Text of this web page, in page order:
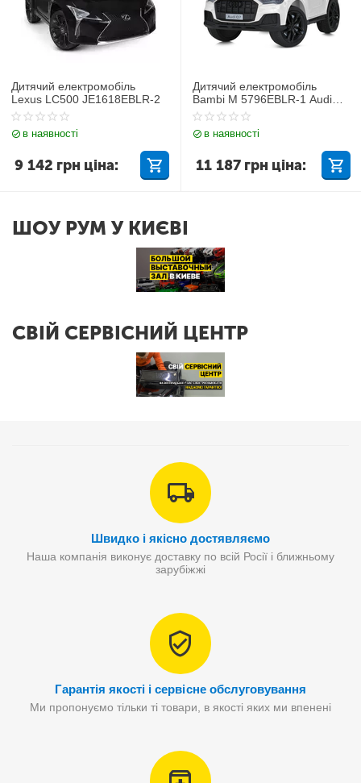
Дитячий електромобіль
Lexus LC500 JE1618EBLR-2
в наявності
9 142 грн ціна:
Дитячий електромобіль
Bambi M 5796EBLR-1 Audi
Q7
в наявності
11 187 грн ціна:
ШОУ РУМ У КИЄВІ
СВІЙ СЕРВІСНИЙ ЦЕНТР
Швидко і якісно достявляємо
Наша компанія виконує доставку по всій Росії і ближньому
зарубіжжі
Гарантія якості і сервісне обслуговування
Ми пропонуємо тільки ті товари, в якості яких ми впенені